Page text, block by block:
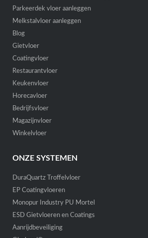
Parkeerdek vloer aanleggen
Melkstalvloer aanleggen
Blog
Gietvloer
Coatingvloer
Restaurantvloer
Keukenvloer
Horecavloer
Bedrijfsvloer
Magazijnvloer
Winkelvloer
ONZE SYSTEMEN
DuraQuartz Troffelvloer
EP Coatingvloeren
Monopur Industry PU Mortel
ESD Gietvloeren en Coatings
Aanrijdbeveiliging